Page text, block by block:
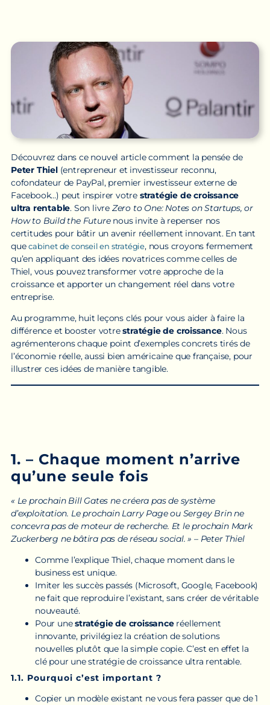
Découvrez dans ce nouvel article comment la pensée de
Peter Thiel(entrepreneur et investisseur reconnu,
cofondateur de PayPal, premier investisseur externe de
Facebook…) peut inspirer votre stratégie de croissance
ultra rentable. Son livre Zero to One: Notes on Startups, or
How to Build the Futurenous invite à repenser nos
certitudes pour bâtir un avenir réellement innovant. En tant
quecabinet de conseil en stratégie, nous croyons fermement
qu’en appliquant des idées novatrices comme celles de
Thiel, vous pouvez transformer votre approche de la
croissance et apporter un changement réel dans votre
entreprise.
Au programme, huit leçons clés pour vous aider à faire la
différence et booster votrestratégie de croissance. Nous
agrémenterons chaque point d’exemples concrets tirés de
l’économie réelle, aussi bien américaine que française, pour
illustrer ces idées de manière tangible.
1. – Chaque moment n’arrive
qu’une seule fois
« Le prochain Bill Gates ne créera pas de système
d’exploitation. Le prochain Larry Page ou Sergey Brin ne
concevra pas de moteur de recherche. Et le prochain Mark
Zuckerberg ne bâtira pas de réseau social. » – Peter Thiel
Comme l’explique Thiel, chaque moment dans le
business est unique.
Imiter les succès passés (Microsoft, Google, Facebook)
ne fait que reproduire l’existant, sans créer de véritable
nouveauté.
Pour unestratégie de croissanceréellement
innovante, privilégiez la création de solutions
nouvelles plutôt que la simple copie. C’est en effet la
clé pour une stratégie de croissance ultra rentable.
1.1. Pourquoi c’est important ?
Copier un modèle existant ne vous fera passer que de 1